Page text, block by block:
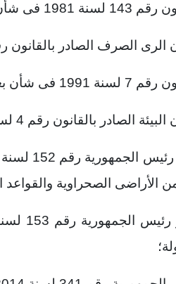
الأراضى الصحراوية؛
الصرف الصادر بالقانون رقم 12 لسنة
بأملاك الدولة الخاصة؛
الصادر بالقانون رقم 4 لسنة 1994؛
الأراضى الصحراوية والقواعد